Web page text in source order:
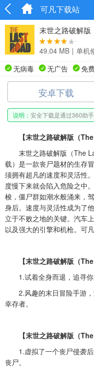
可凡下载站
末世之路破解版
49.04 MB | 单机
无病毒
无广告 免
安卓下载
说明： 安全下载是通过360助
【末世之路破解版（The
末世之路破解版（The
载）是一款丧尸题材的生存
须拥有超凡的速度和灵活性
度慢下来就会陷入危险之中
梭，僵尸群如潮水般涌来，
身后。速度与灵活性成为了
立于不败之地的关键。汽车
以及强大的引擎和机枪。可
【末世之路破解版（The
1.试着全身而退，追寻你
2.风趣的末日冒险手游，
幸存者。
【末世之路破解版（The
1.虚拟了一个丧尸侵袭后
丧尸。